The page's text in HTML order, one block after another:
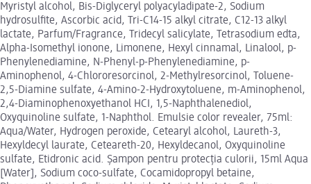
Myristyl alcohol, Bis-Diglyceryl polyacyladipate-2, Sodium
hydrosulfite, Ascorbic acid, Tri-C14-15 alkyl citrate, C12-13 alkyl
lactate, Parfum/Fragrance, Tridecyl salicylate, Tetrasodium edta,
Alpha-Isomethyl ionone, Limonene, Hexyl cinnamal, Linalool, p-
Phenylenediamine, N-Phenyl-p-Phenylenediamine, p-
Aminophenol, 4-Chlororesorcinol, 2-Methylresorcinol, Toluene-
2,5-Diamine sulfate, 4-Amino-2-Hydroxytoluene, m-Aminophenol,
2,4-Diaminophenoxyethanol HCI, 1,5-Naphthalenediol,
Oxyquinoline sulfate, 1-Naphthol. Emulsie color revealer, 75ml:
Aqua/Water, Hydrogen peroxide, Cetearyl alcohol, Laureth-3,
Hexyldecyl laurate, Ceteareth-20, Hexyldecanol, Oxyquinoline
sulfate, Etidronic acid. Șampon pentru protecția culorii, 15ml Aqua
[Water], Sodium coco-sulfate, Cocamidopropyl betaine,